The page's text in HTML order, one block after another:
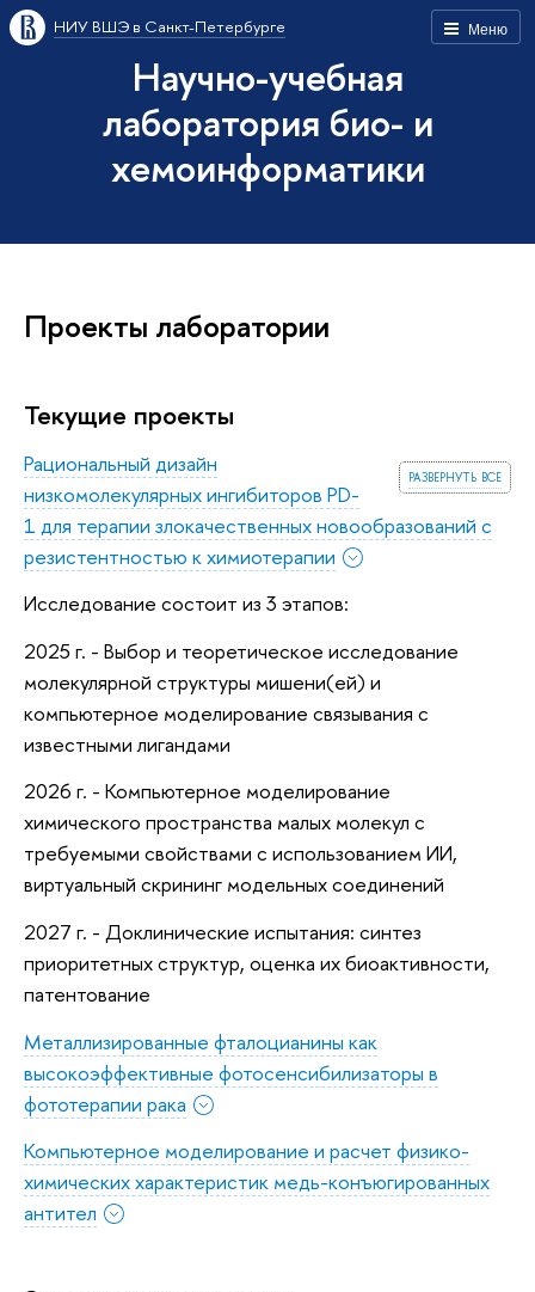
Меню
НИУ ВШЭ в Санкт-Петербурге
Научно-учебная
лаборатория био- и
хемоинформатики
Проекты лаборатории
Текущие проекты
развернуть все
Рациональный дизайн
низкомолекулярных ингибиторов PD-
1 для терапии злокачественных новообразований с
резистентностью к химиотерапии
Исследование состоит из 3 этапов:
2025 г. - Выбор и теоретическое исследование
молекулярной структуры мишени(ей) и
компьютерное моделирование связывания с
известными лигандами
2026 г. - Компьютерное моделирование
химического пространства малых молекул с
требуемыми свойствами с использованием ИИ,
виртуальный скрининг модельных соединений
2027 г. - Доклинические испытания: синтез
приоритетных структур, оценка их биоактивности,
патентование
Металлизированные фталоцианины как
высокоэффективные фотосенсибилизаторы в
фототерапии рака
Компьютерное моделирование и расчет физико-
химических характеристик медь-конъюгированных
антител